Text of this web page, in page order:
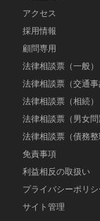
アクセス
採用情報
顧問専用
法律相談票（一般）
法律相談票（交通事
法律相談票（相続）
法律相談票（男女問
法律相談票（債務整
免責事項
利益相反の取扱い
プライバシーポリシ
サイト管理